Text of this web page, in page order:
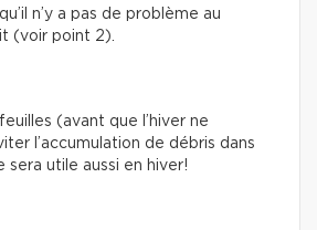
n’y a pas de problème au
(voir point 2).
(avant que l’hiver ne
l’accumulation de débris dans
sera utile aussi en hiver!